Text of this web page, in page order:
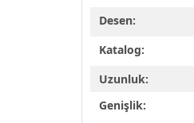
Desen:
Katalog:
Uzunluk:
Genişlik: